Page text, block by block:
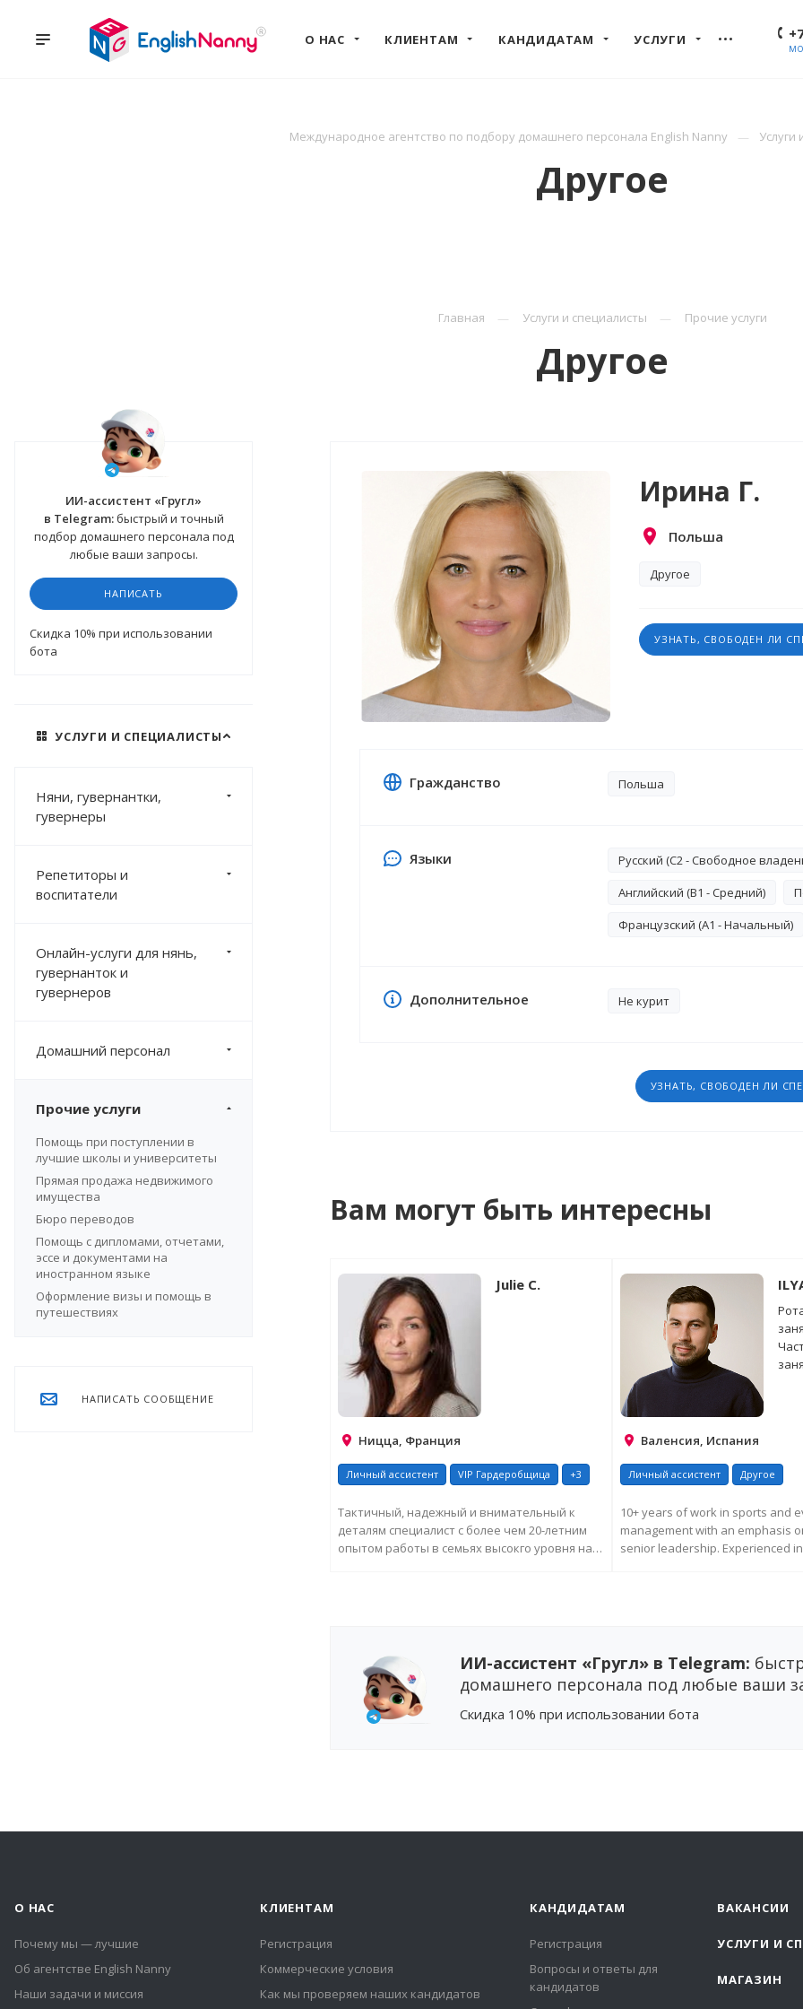
О НАС КЛИЕНТАМ КАНДИДАТАМ УСЛУГИ
Международное агентство по подбору домашнего персонала English Nanny Услуги
Другое
Главная Услуги и специалисты Прочие услуги
Другое
ИИ-ассистент «Гругл»
в Telegram:быстрый и точный
подбор домашнего персонала под
любые ваши запросы.
НАПИСАТЬ
Cкидка 10% при использовании
бота
УСЛУГИ И СПЕЦИАЛИСТЫ
Няни, гувернантки,
гувернеры
Репетиторы и
воспитатели
Онлайн-услуги для нянь,
гувернанток и
гувернеров
Домашний персонал
Прочие услуги
Помощь при поступлении в
лучшие школы и университеты
Прямая продажа недвижимого
имущества
Бюро переводов
Помощь с дипломами, отчетами,
эссе и документами на
иностранном языке
Оформление визы и помощь в
путешествиях
НАПИСАТЬ СООБЩЕНИЕ
Ирина Г.
Польша
Другое
УЗНАТЬ, СВОБОДЕН ЛИ
Гражданство Польша
Языки Русский (C2 - Свободное
Английский (B1 - Средний)
Французский (A1 - Начальный)
Дополнительное Не курит
УЗНАТЬ, СВОБОДЕН ЛИ
Вам могут быть интересны
Julie C.
Ницца, Франция
Личный ассистент VIP Гардеробщица +3
Тактичный, надежный и внимательный к
деталям специалист с более чем 20-летним
опытом работы в семьях высокго уровня на
Валенсия, Испания
Личный ассистент Другое
10+ years of work in sports and
management with an emphasis
senior leadership. Experienced
ИИ-ассистент «Гругл» в Telegram:
домашнего персонала под любые ваши
Cкидка 10% при использовании бота
О НАС
Почему мы — лучшие
Об агентстве English Nanny
Наши задачи и миссия
КЛИЕНТАМ
Регистрация
Коммерческие условия
Как мы проверяем наших кандидатов
КАНДИДАТАМ
Регистрация
Вопросы и ответы для
кандидатов
ВАКАНСИИ
УСЛУГИ И
МАГАЗИН